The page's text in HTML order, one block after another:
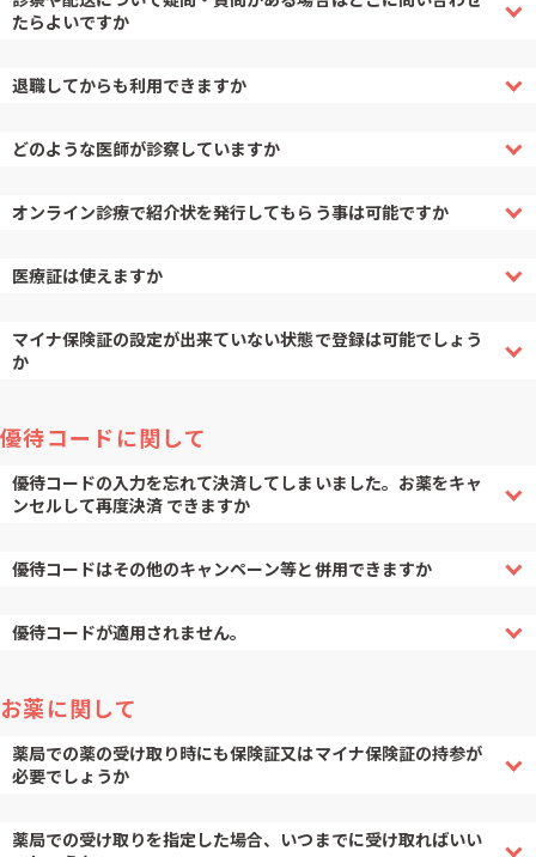
たらよいですか
退職してからも利用できますか
どのような医師が診察していますか
オンライン診療で紹介状を発行してもらう事は可能ですか
医療証は使えますか
マイナ保険証の設定が出来ていない状態で登録は可能でしょう
か
優待コードに関して
優待コードの入力を忘れて決済してしまいました。お薬をキャ
ンセルして再度決済 できますか
優待コードはその他のキャンペーン等と併用できますか
優待コードが適用されません。
お薬に関して
薬局での薬の受け取り時にも保険証又はマイナ保険証の持参が
必要でしょうか
薬局での受け取りを指定した場合、いつまでに受け取ればいい